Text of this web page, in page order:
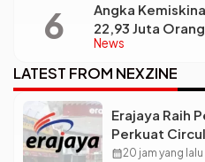
News
Angka
22,93 Juta
Ketimpangan
Lebar?
LATEST FROM NEXZINE
Erajaya Raih
Perkuat
Pengelolaan
calendar_month20 jam yang lalu